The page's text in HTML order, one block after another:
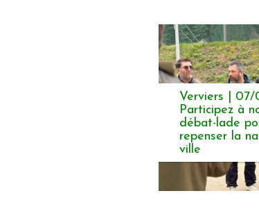
Verviers | 07/
Participez à
débat-lade
repenser la
ville